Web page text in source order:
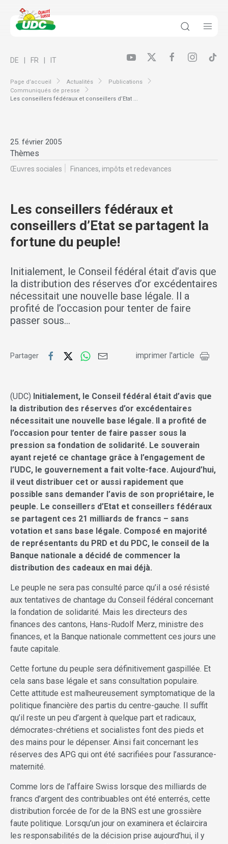
Page d’accueil Actualités
Publications
Communiqués de presse
Les conseillers fédéraux et conseillers d’Etat ...
DE FR IT
25. février 2005
Thèmes
Œuvres sociales Finances, impôts et redevances
Les conseillers fédéraux et
conseillers d’Etat se partagent la
fortune du peuple!
Initialement, le Conseil fédéral était d’avis que
la distribution des réserves d’or excédentaires
nécessitait une nouvelle base légale. Il a
profité de l’occasion pour tenter de faire
passer sous…
Partager imprimer l'article
(UDC) Initialement, le Conseil fédéral était d’avis que
la distribution des réserves d’or excédentaires
nécessitait une nouvelle base légale. Il a profité de
l’occasion pour tenter de faire passer sous la
pression sa fondation de solidarité. Le souverain
ayant rejeté ce chantage grâce à l’engagement de
l’UDC, le gouvernement a fait volte-face. Aujourd’hui,
il veut distribuer cet or aussi rapidement que
possible sans demander l’avis de son propriétaire, le
peuple. Le conseillers d’Etat et conseillers fédéraux
se partagent ces 21 milliards de francs – sans
votation et sans base légale. Composé en majorité
de représentants du PRD et du PDC, le conseil de la
Banque nationale a décidé de commencer la
distribution des cadeaux en mai déjà.
Le peuple ne sera pas consulté parce qu’il a osé résisté
aux tentatives de chantage du Conseil fédéral concernant
la fondation de solidarité. Mais les directeurs des
finances des cantons, Hans-Rudolf Merz, ministre des
finances, et la Banque nationale commettent ces jours une
faute capitale.
Cette fortune du peuple sera définitivement gaspillée. Et
cela sans base légale et sans consultation populaire.
Cette attitude est malheureusement symptomatique de la
politique financière des partis du centre-gauche. Il suffit
qu’il reste un peu d’argent à quelque part et radicaux,
démocrates-chrétiens et socialistes font des pieds et
des mains pour le dépenser. Ainsi fait concernant les
réserves des APG qui ont été sacrifiées pour l’assurance-
maternité.
Comme lors de l’affaire Swiss lorsque des milliards de
francs d’argent des contribuables ont été enterrés, cette
distribution forcée de l’or de la BNS est une grossière
faute politique. Lorsqu’un jour on examinera et éclaircira
les responsabilités de la décision prise aujourd’hui, il y